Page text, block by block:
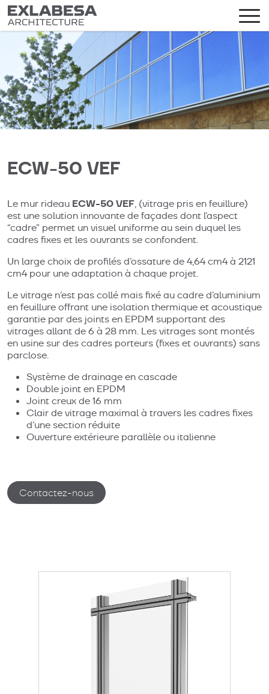
ECW-50 VEF
Le mur rideau ECW-50 VEF, (vitrage pris en feuillure)
est une solution innovante de façades dont l’aspect
“cadre” permet un visuel uniforme au sein duquel les
cadres fixes et les ouvrants se confondent.
Un large choix de profilés d’ossature de 4,64 cm4 à 2121
cm4 pour une adaptation à chaque projet.
Le vitrage n’est pas collé mais fixé au cadre d’aluminium
en feuillure offrant une isolation thermique et acoustique
garantie par des joints en EPDM supportant des
vitrages allant de 6 à 28 mm. Les vitrages sont montés
en usine sur des cadres porteurs (fixes et ouvrants) sans
parclose.
Système de drainage en cascade
Double joint en EPDM
Joint creux de 16 mm
Clair de vitrage maximal à travers les cadres fixes
d’une section réduite
Ouverture extérieure parallèle ou italienne
Contactez-nous